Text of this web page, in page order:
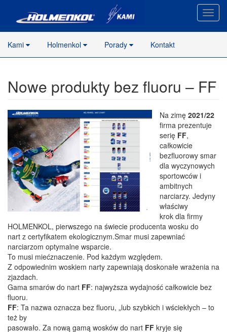
strony
Kami Holmenkol Porady Kontakt
Nowe produkty bez fluoru – FF
Na zimę 2021/22
firma prezentuje
serię FF,
całkowicie
bezfluorowy smar
dla wyczynowych
sportowców i
ambitnych
narciarzy. Jedyny
właściwy
krok dla firmy
HOLMENKOL, pierwszego na świecie producenta wosku do
nart z certyfikatem ekologicznym.Smar musi zapewniać
narciarzom optymalne wsparcie.
To musi miećznaczenie. Pod każdym względem.
Z odpowiednim woskiem narty zapewniają doskonałe wrażenia na
zjazdach.
Gama smarów do nart FF: najwyższa wydajność całkowicie bez
fluoru.
FF: Ta nazwa oznacza bez fluoru, „lub szybkich i wściekłych – to
też by
pasowało. Za nową gamą wosków do nart FF kryje się